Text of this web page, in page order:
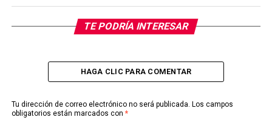
TE PODRÍA INTERESAR
HAGA CLIC PARA COMENTAR
Tu dirección de correo electrónico no será publicada. Los campos
obligatorios están marcados con *